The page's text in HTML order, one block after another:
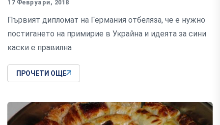
17 Февруари, 2018
Първият дипломат на Германия отбеляза, че е нужно
постигането на примирие в Украйна и идеята за сини
каски е правилна
ПРОЧЕТИ ОЩЕ